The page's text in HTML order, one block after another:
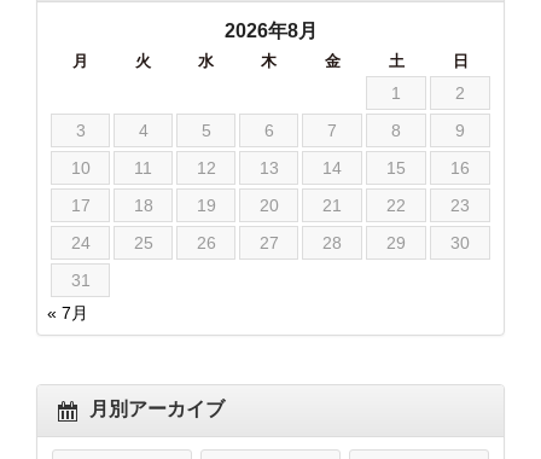
2026年8月
月 火 水 木 金 土 日
1
2
3
4 5 6 7 8
9
10
11 12 13 14 15
16
17
18 19 20 21 22
23
24
25 26 27 28 29
30
31
« 7月
月別アーカイブ